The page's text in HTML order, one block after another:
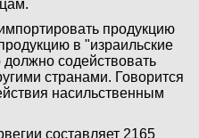
продукцию
в "израильские
содействовать
странами. Говорится
насильственным
составляет 2165